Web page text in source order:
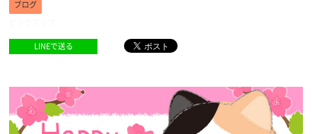
ブログ
LINEで送る